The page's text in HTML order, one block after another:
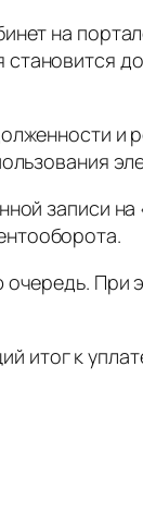
на
и
записи на
очередь.
итог к